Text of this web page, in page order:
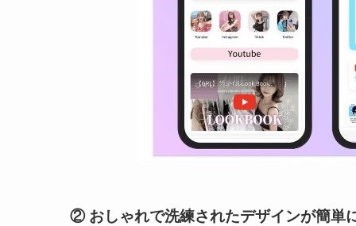
② おしゃれで洗練されたデザインが簡単